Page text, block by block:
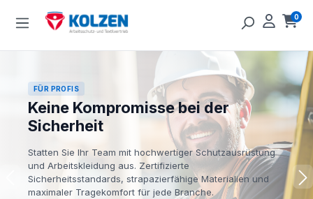
Zum Hauptinhalt springen 0
FÜR PROFIS
Keine Kompromisse bei der
Sicherheit
Statten Sie Ihr Team mit hochwertiger Schutzausrüstung
und Arbeitskleidung aus. Zertifizierte
Sicherheitsstandards, strapazierfähige Materialien und
maximaler Tragekomfort für jede Branche.